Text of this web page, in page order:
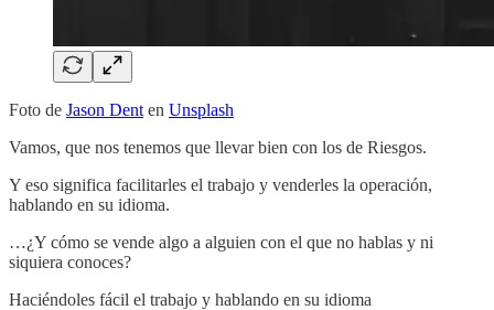
Foto de Jason Dent en Unsplash
Vamos, que nos tenemos que llevar bien con los de Riesgos.
Y eso significa facilitarles el trabajo y venderles la operación,
hablando en su idioma.
…¿Y cómo se vende algo a alguien con el que no hablas y ni
siquiera conoces?
Haciéndoles fácil el trabajo y hablando en su idioma